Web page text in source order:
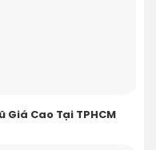
Cao Tại TPHCM